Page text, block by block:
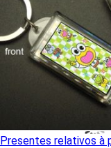
Presentes relativos à